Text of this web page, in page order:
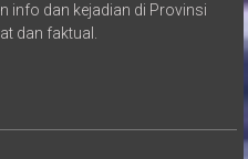
info dan kejadian di Provinsi
dan faktual.